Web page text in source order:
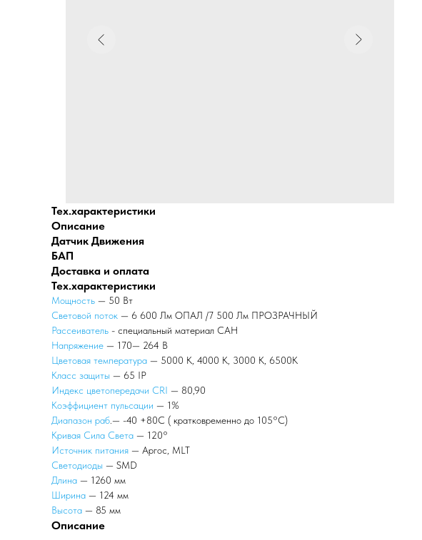
Тех.характеристики
Описание
Датчик Движения
БАП
Доставка и оплата
Тех.характеристики
Мощность — 50 Вт
Световой поток — 6 600 Лм ОПАЛ /7 500 Лм ПРОЗРАЧНЫЙ
Рассеиватель - специальный материал САН
Напряжение — 170— 264 В
Цветовая температура — 5000 К, 4000 К, 3000 К, 6500К
Класс защиты — 65 IP
Индекс цветопередачи CRI — 80,90
Коэффициент пульсации — 1%
Диапазон раб.— -40 +80С ( кратковременно до 105°С)
Кривая Сила Света — 120°
Источник питания — Аргос, MLT
Светодиоды — SMD
Длина — 1260 мм
Ширина — 124 мм
Высота — 85 мм
Описание